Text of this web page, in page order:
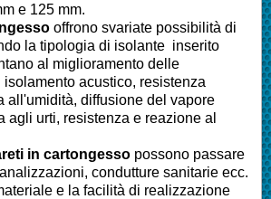
e 125 mm.
offrono svariate possibilità di
la tipologia di isolante inserito
al miglioramento delle
acustico, resistenza
all'umidità, diffusione del vapore
agli urti, resistenza e reazione al
in cartongesso possono passare
condutture sanitarie ecc.
e la facilità di realizzazione